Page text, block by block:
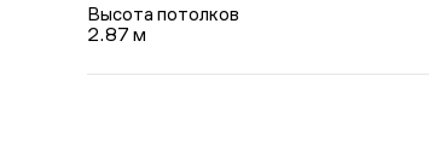
Высота потолков
2.87 м